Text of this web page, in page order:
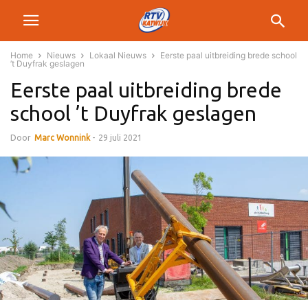
Home Nieuws Lokaal Nieuws
Eerste paal uitbreiding brede school
’t Duyfrak geslagen
Eerste paal uitbreiding brede
school ’t Duyfrak geslagen
Door Marc Wonnink - 29 juli 2021